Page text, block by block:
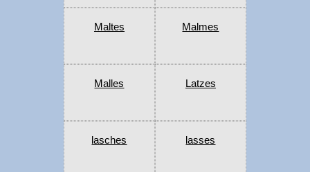
Maltes Malmes
Malles Latzes
lasches lasses